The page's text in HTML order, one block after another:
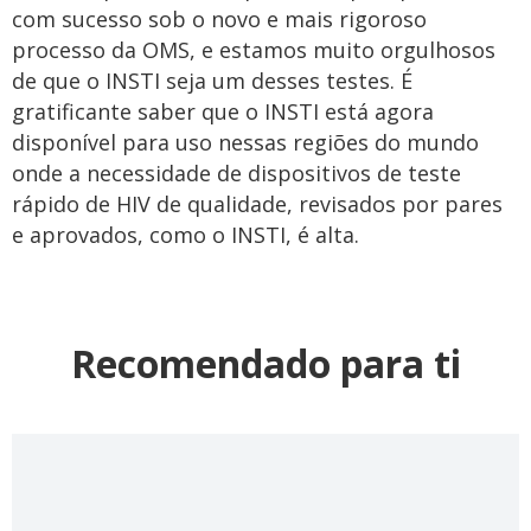
com sucesso sob o novo e mais rigoroso
processo da OMS, e estamos muito orgulhosos
de que o INSTI seja um desses testes. É
gratificante saber que o INSTI está agora
disponível para uso nessas regiões do mundo
onde a necessidade de dispositivos de teste
rápido de HIV de qualidade, revisados por pares
e aprovados, como o INSTI, é alta.
Recomendado para ti